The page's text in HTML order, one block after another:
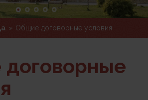
» Общие договорные условия